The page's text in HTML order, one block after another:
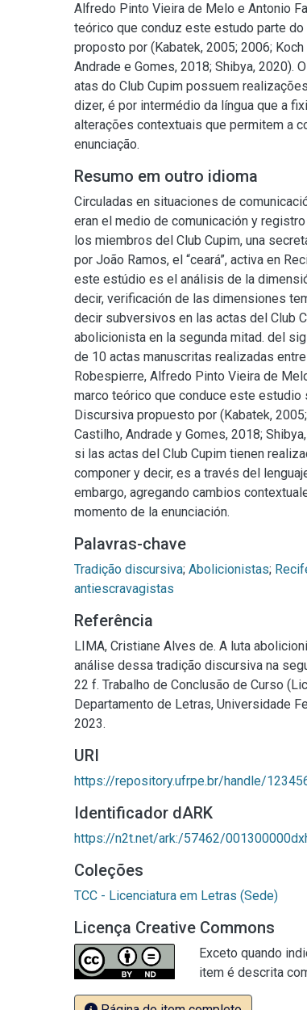
Alfredo Pinto Vieira de Melo e Antonio
teórico que conduz este estudo parte
proposto por (Kabatek, 2005; 2006;
Andrade e Gomes, 2018; Shibya, 2020).
atas do Club Cupim possuem
dizer, é por intermédio da língua que a
alterações contextuais que permitem a
enunciação.
Resumo em outro idioma
Circuladas en situaciones de
eran el medio de comunicación y
los miembros del Club Cupim, una
por João Ramos, el “ceará”, activa en
este estúdio es el análisis de la
decir, verificación de las dimensiones
decir subversivos en las actas del Club
abolicionista en la segunda mitad. del
de 10 actas manuscritas realizadas
Robespierre, Alfredo Pinto Vieira de
marco teórico que conduce este
Discursiva propuesto por (Kabatek,
Castilho, Andrade y Gomes, 2018;
si las actas del Club Cupim tienen
componer y decir, es a través del
embargo, agregando cambios
momento de la enunciación.
Palavras-chave
Tradição discursiva; Abolicionistas;
antiescravagistas
Referência
LIMA, Cristiane Alves de. A luta
análise dessa tradição discursiva na
22 f. Trabalho de Conclusão de Curso
Departamento de Letras, Universidade
2023.
URI
https://repository.ufrpe.br/handle/
Identificador dARK
https://n2t.net/ark:/57462/
Coleções
TCC - Licenciatura em Letras (Sede)
Licença Creative Commons
Exceto quando
item é descrita